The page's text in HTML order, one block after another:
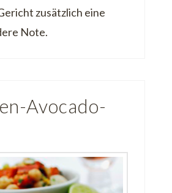
zusätzlich eine
Note.
Avocado-